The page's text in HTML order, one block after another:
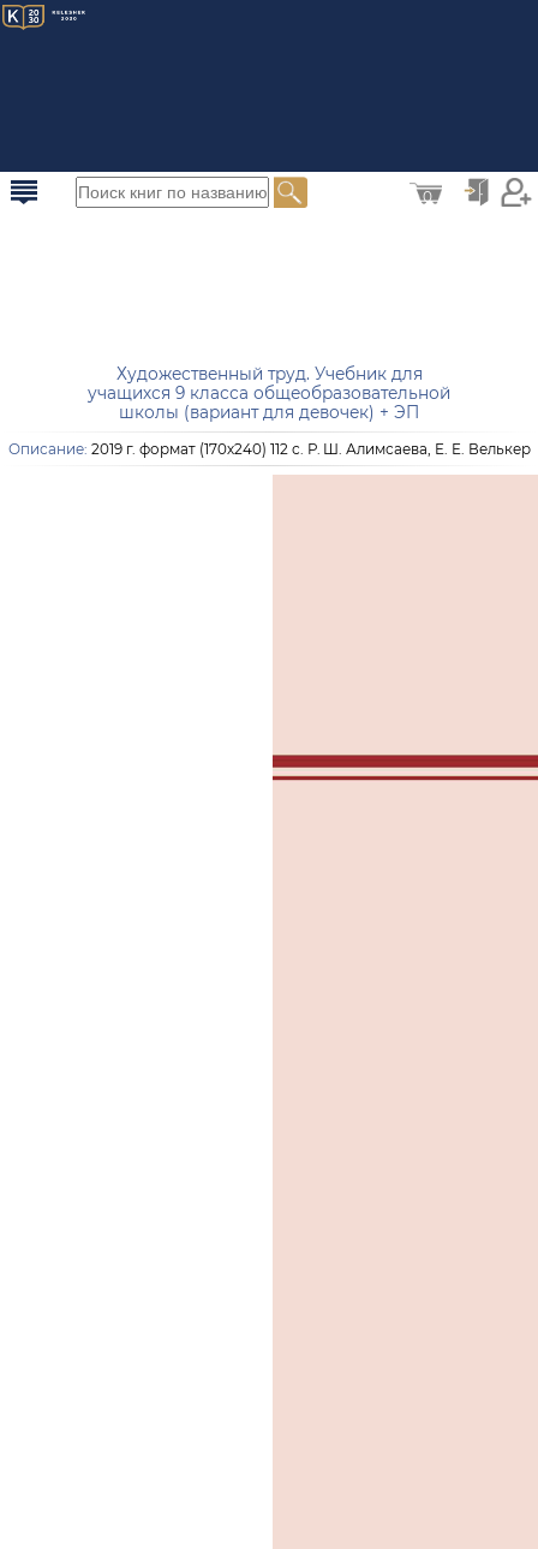
0
Художественный труд. Учебник для
учащихся 9 класса общеобразовательной
школы (вариант для девочек) + ЭП
Описание: 2019 г. формат (170х240) 112 с. Р. Ш. Алимсаева, Е. Е. Велькер